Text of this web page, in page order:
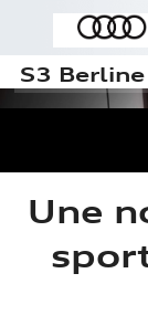
SAV
Rendez-vous
S3 Berline
Une